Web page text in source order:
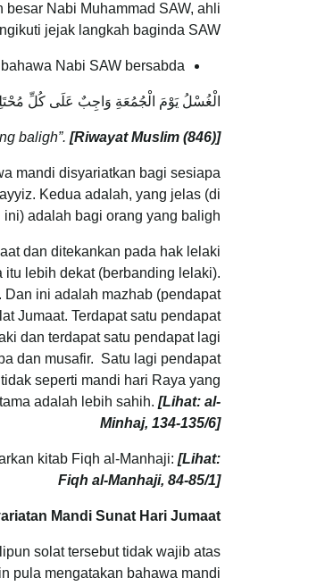
Nabi Muhammad SAW, ahli
jejak langkah baginda SAW.
Nabi SAW bersabda:
الْغُسْلُ يَوْمَ الْجُمُعَةِ وَاجِبٌ عَلَى كُلِّ
baligh”. [Riwayat Muslim (846)]
mandi disyariatkan bagi sesiapa
Kedua adalah, yang jelas (di
adalah bagi orang yang baligh.
dan ditekankan pada hak lelaki
lebih dekat (berbanding lelaki).
ini adalah mazhab (pendapat
Jumaat. Terdapat satu pendapat
dan terdapat satu pendapat lagi
dan musafir. Satu lagi pendapat
seperti mandi hari Raya yang
adalah lebih sahih. [Lihat: al-
Minhaj, 134-135/6]
kitab Fiqh al-Manhaji: [Lihat:
Fiqh al-Manhaji, 84-85/1]
Mandi Sunat Hari Jumaat
solat tersebut tidak wajib atas
pula mengatakan bahawa mandi